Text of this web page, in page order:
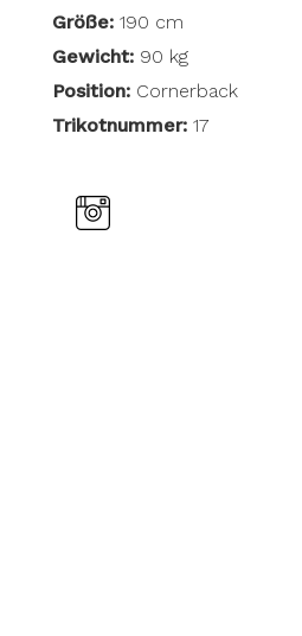
Größe:190 cm
Gewicht:90 kg
Position:Cornerback
Trikotnummer: 17